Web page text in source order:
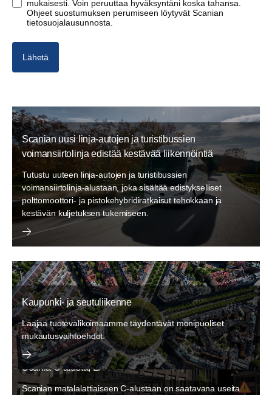
mukaisesti. Voin peruuttaa hyväksyntäni koska tahansa.
Ohjeet suostumuksen perumiseen löytyvät Scanian
tietosuojalausunnosta.
Lähetä
Scanian uusi linja-autojen ja turistibussien
voimansiirtolinja edistää kestävää liikennöintiä
Tutustu uuteen linja-autojen ja turistibussien
voimansiirtolinja-alustaan, joka sisältää edistykselliset
polttomoottori- ja pistokehybridiratkaisut tehokkaan ja
kestävän kuljetuksen tukemiseen.
Kaupunki- ja seutuliikenne
Laajaa tuotevalikoimaamme täydentävät monipuoliset
mukautusvaihtoehdot.
Kaupunki- ja seutuliikenne
Laajaa tuotevalikoimaamme täydentävät monipuoliset
mukautusvaihtoehdot.
Scania C-alusta, LF
Scanian matalalattiaiseen C-alustaan on saatavana useita
Kaupunki- ja seutuliikenne